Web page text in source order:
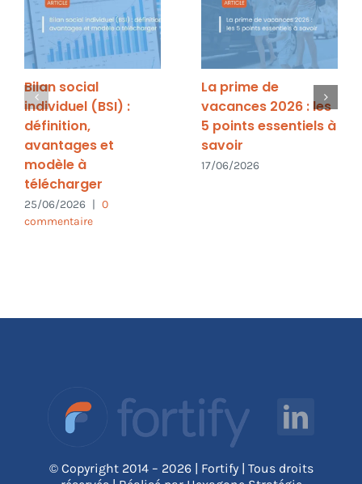
Bilan social
individuel (BSI) :
définition,
avantages et
modèle à
télécharger
25/06/2026 | 0
commentaire
La prime de
vacances 2026 : les
5 points essentiels à
savoir
17/06/2026
© Copyright 2014 – 2026 | Fortify | Tous droits